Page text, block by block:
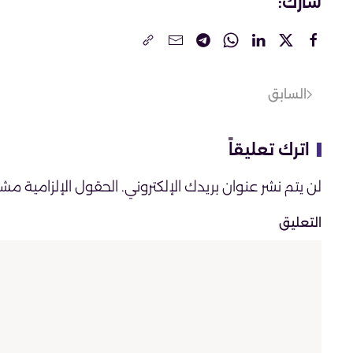
السابق
اترك تعليقاً
لن يتم نشر عنوان بريدك الإلكتروني. الحقول الإلزامية
التعليق